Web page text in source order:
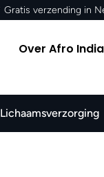
Over Afro
Lichaamsverzorging